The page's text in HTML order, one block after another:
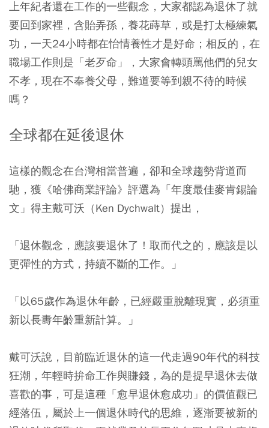
上年紀者還在工作的一些觀念，大家都認為退休了就
要回到家裡，含貽弄孫，養花蒔草，或是打太極練氣
功，一天24小時都在怡情養性才是好命；相反的，在
職場工作則是「老歹命」，大家會轉頭罵他們的兒女
不孝，現在不奉養父母，難道要等到親不待的時候
嗎？
全球都在延後退休
這樣的觀念在台灣相當普遍，卻和全球趨勢背道而
馳，獲《哈佛商業評論》評選為「年度最佳麥肯錫論
文」得主戴可沃（Ken Dychwalt）提出，
「退休觀念，應該要退休了！取而代之的，應該是以
更彈性的方式，持續不斷的工作。」
「以65歲作為退休年齡，已經嚴重脫離現實，必須重
新以長夀年齡重新計算。」
戴可沃說，目前臨近退休的這一代走過90年代的科技
狂潮，年輕時拚命工作與賺錢，為的是提早退休去做
喜歡的事，可是這種「愈早退休愈成功」的價值觀已
經落伍，屬於上一個退休時代的思維，逐漸要被新的